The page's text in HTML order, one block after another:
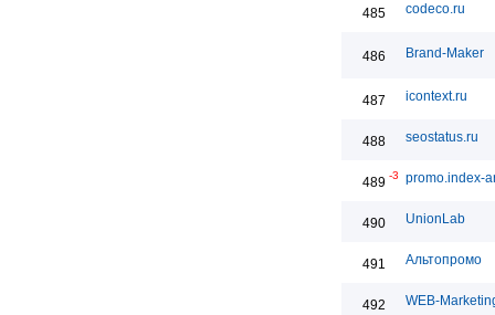
485 codeco.ru
486 Brand-Maker
487 icontext.ru
488 seostatus.ru
489 -3 promo.index-
490 UnionLab
491 Альтопромо
492 WEB-